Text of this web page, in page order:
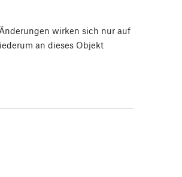
wirken sich nur auf
an dieses Objekt